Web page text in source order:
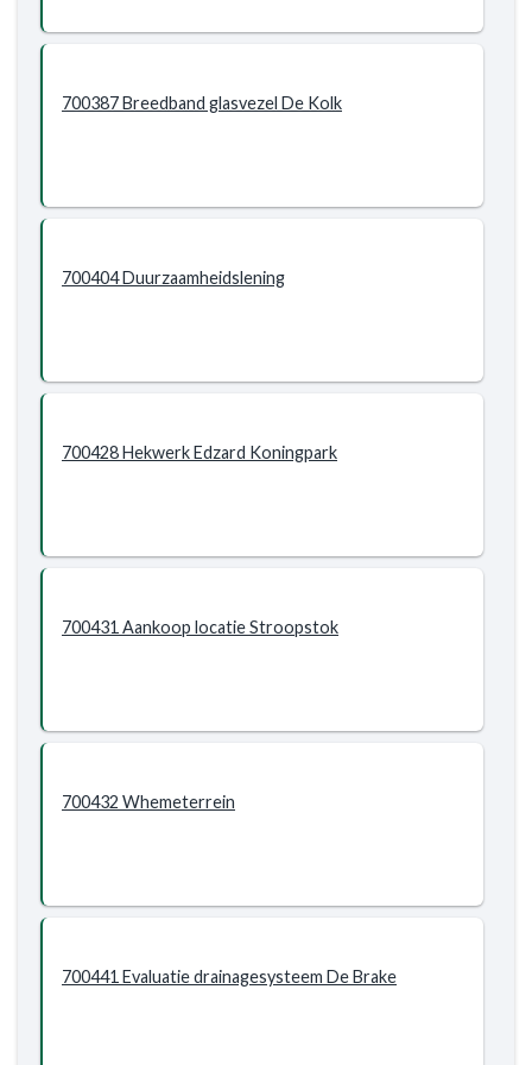
700387 Breedband glasvezel De Kolk
700404 Duurzaamheidslening
700428 Hekwerk Edzard Koningpark
700431 Aankoop locatie Stroopstok
700432 Whemeterrein
700441 Evaluatie drainagesysteem De Brake